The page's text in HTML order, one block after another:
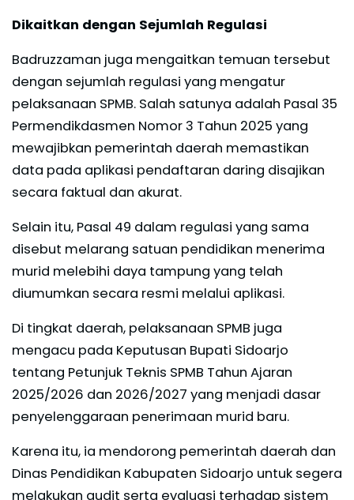
Dikaitkan dengan Sejumlah Regulasi
Badruzzaman juga mengaitkan temuan tersebut
dengan sejumlah regulasi yang mengatur
pelaksanaan SPMB. Salah satunya adalah Pasal 35
Permendikdasmen Nomor 3 Tahun 2025 yang
mewajibkan pemerintah daerah memastikan
data pada aplikasi pendaftaran daring disajikan
secara faktual dan akurat.
Selain itu, Pasal 49 dalam regulasi yang sama
disebut melarang satuan pendidikan menerima
murid melebihi daya tampung yang telah
diumumkan secara resmi melalui aplikasi.
Di tingkat daerah, pelaksanaan SPMB juga
mengacu pada Keputusan Bupati Sidoarjo
tentang Petunjuk Teknis SPMB Tahun Ajaran
2025/2026 dan 2026/2027 yang menjadi dasar
penyelenggaraan penerimaan murid baru.
Karena itu, ia mendorong pemerintah daerah dan
Dinas Pendidikan Kabupaten Sidoarjo untuk segera
melakukan audit serta evaluasi terhadap sistem